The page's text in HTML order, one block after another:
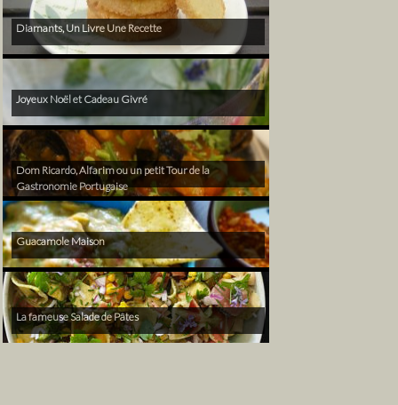
Diamants, Un Livre Une Recette
Joyeux Noël et Cadeau Givré
Dom Ricardo, Alfarim ou un petit Tour de la
Gastronomie Portugaise
Guacamole Maison
La fameuse Salade de Pâtes